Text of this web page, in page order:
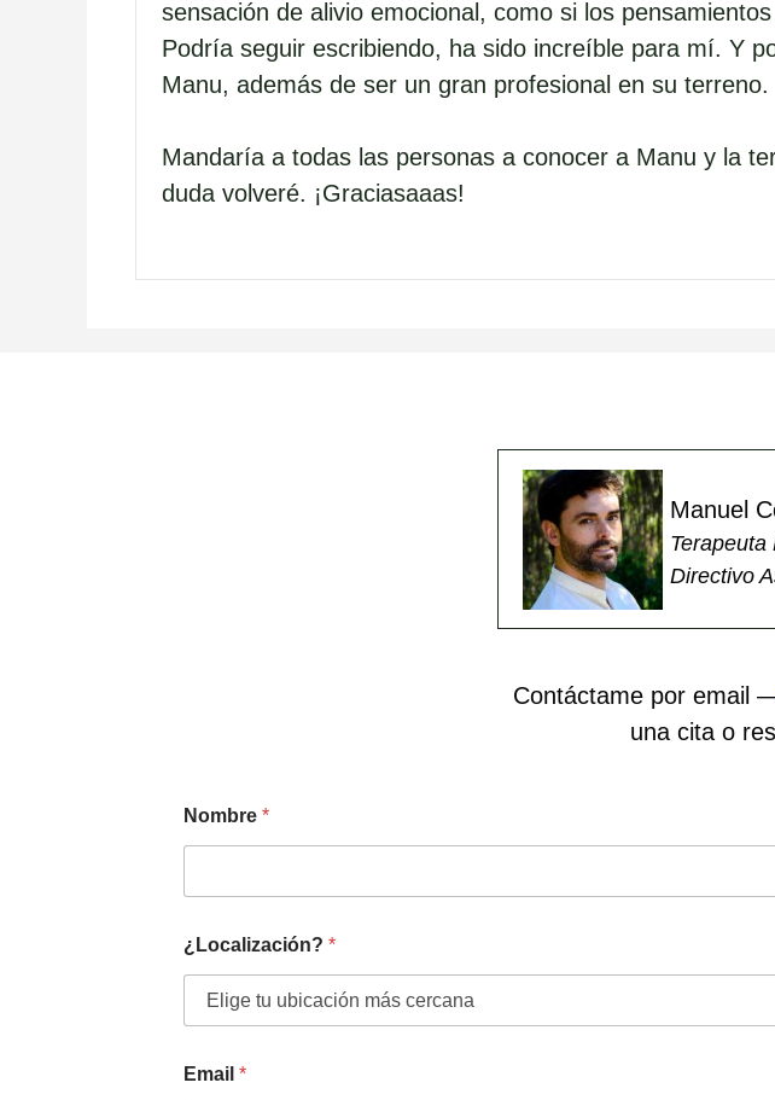
sensación de alivio emocional, como si los
Podría seguir escribiendo, ha sido increíble para mí. Y
Manu, además de ser un gran profesional en su terreno.
Mandaría a todas las personas a conocer a Manu y la
duda volveré. ¡Graciasaaas!
Manuel
Directivo
Contáctame por email
una cita o
Nombre *
¿Localización? *
Email *